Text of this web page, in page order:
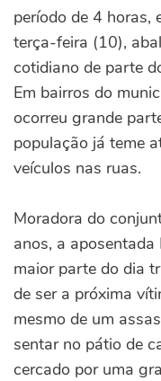
período de 4 horas,
terça-feira (10),
cotidiano de parte
Em bairros do
ocorreu grande
população já teme
veículos nas ruas.
Moradora do
anos, a
maior parte do dia
de ser a próxima
mesmo de um
sentar no pátio de
cercado por uma